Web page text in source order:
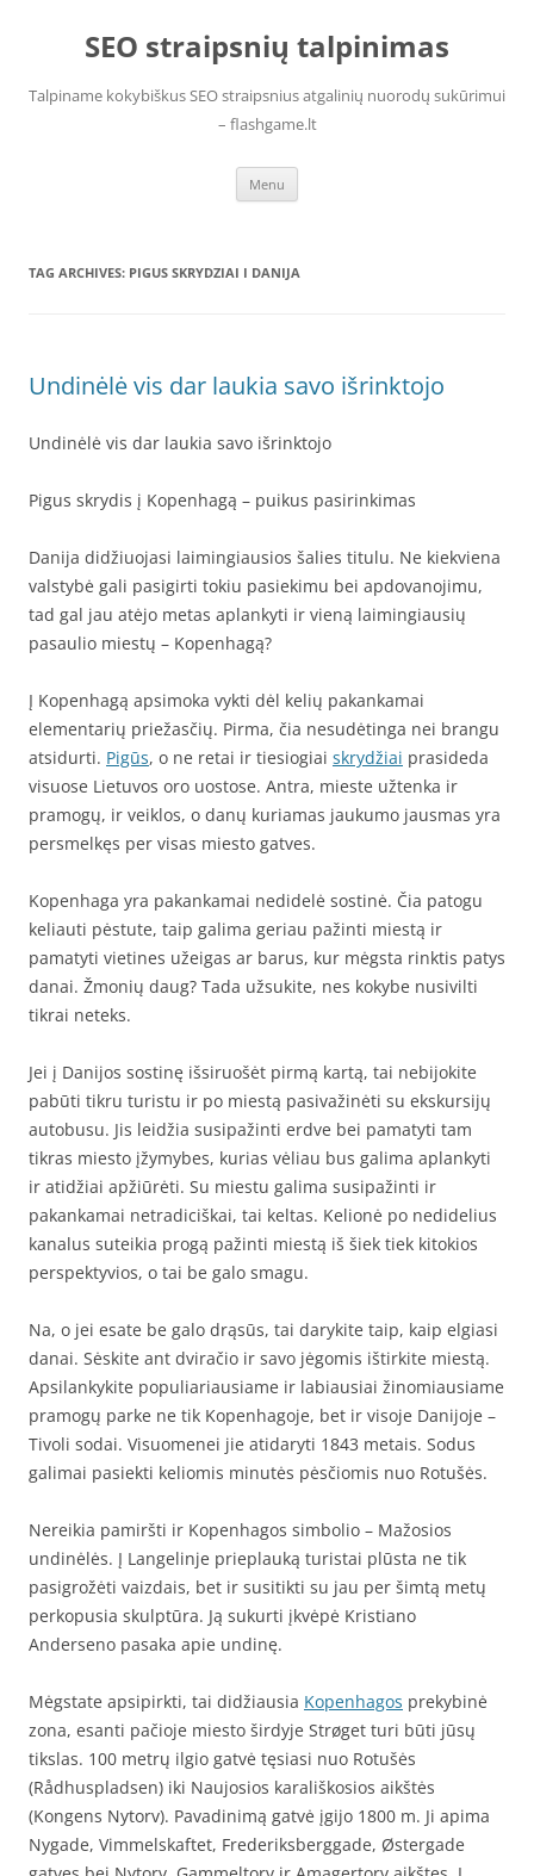
contentSEO straipsnių talpinimas
Talpiname kokybiškus SEO straipsnius atgalinių nuorodų sukūrimui
– flashgame.lt
Menu
TAG ARCHIVES: PIGUS SKRYDZIAI I DANIJA
Undinėlė vis dar laukia savo išrinktojo
Undinėlė vis dar laukia savo išrinktojo
Pigus skrydis į Kopenhagą – puikus pasirinkimas
Danija didžiuojasi laimingiausios šalies titulu. Ne kiekviena
valstybė gali pasigirti tokiu pasiekimu bei apdovanojimu,
tad gal jau atėjo metas aplankyti ir vieną laimingiausių
pasaulio miestų – Kopenhagą?
Į Kopenhagą apsimoka vykti dėl kelių pakankamai
elementarių priežasčių. Pirma, čia nesudėtinga nei brangu
atsidurti. Pigūs, o ne retai ir tiesiogiai skrydžiai prasideda
visuose Lietuvos oro uostose. Antra, mieste užtenka ir
pramogų, ir veiklos, o danų kuriamas jaukumo jausmas yra
persmelkęs per visas miesto gatves.
Kopenhaga yra pakankamai nedidelė sostinė. Čia patogu
keliauti pėstute, taip galima geriau pažinti miestą ir
pamatyti vietines užeigas ar barus, kur mėgsta rinktis patys
danai. Žmonių daug? Tada užsukite, nes kokybe nusivilti
tikrai neteks.
Jei į Danijos sostinę išsiruošėt pirmą kartą, tai nebijokite
pabūti tikru turistu ir po miestą pasivažinėti su ekskursijų
autobusu. Jis leidžia susipažinti erdve bei pamatyti tam
tikras miesto įžymybes, kurias vėliau bus galima aplankyti
ir atidžiai apžiūrėti. Su miestu galima susipažinti ir
pakankamai netradiciškai, tai keltas. Kelionė po nedidelius
kanalus suteikia progą pažinti miestą iš šiek tiek kitokios
perspektyvios, o tai be galo smagu.
Na, o jei esate be galo drąsūs, tai darykite taip, kaip elgiasi
danai. Sėskite ant dviračio ir savo jėgomis ištirkite miestą.
Apsilankykite populiariausiame ir labiausiai žinomiausiame
pramogų parke ne tik Kopenhagoje, bet ir visoje Danijoje –
Tivoli sodai. Visuomenei jie atidaryti 1843 metais. Sodus
galimai pasiekti keliomis minutės pėsčiomis nuo Rotušės.
Nereikia pamiršti ir Kopenhagos simbolio – Mažosios
undinėlės. Į Langelinje prieplauką turistai plūsta ne tik
pasigrožėti vaizdais, bet ir susitikti su jau per šimtą metų
perkopusia skulptūra. Ją sukurti įkvėpė Kristiano
Anderseno pasaka apie undinę.
Mėgstate apsipirkti, tai didžiausia Kopenhagos prekybinė
zona, esanti pačioje miesto širdyje Strøget turi būti jūsų
tikslas. 100 metrų ilgio gatvė tęsiasi nuo Rotušės
(Rådhuspladsen) iki Naujosios karališkosios aikštės
(Kongens Nytorv). Pavadinimą gatvė įgijo 1800 m. Ji apima
Nygade, Vimmelskaftet, Frederiksberggade, Østergade